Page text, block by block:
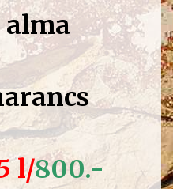
alma
l/800.-